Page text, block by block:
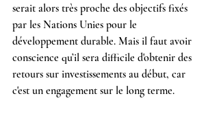
serait alors très proche des objectifs fixés
par les Nations Unies pour le
développement durable. Mais il faut avoir
conscience qu’il sera difficile d'obtenir des
retours sur investissements au début, car
c'est un engagement sur le long terme.